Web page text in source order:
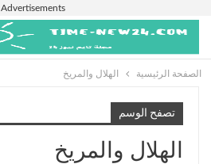
Advertisements
الصفحة الرئيسية الهلال والمريخ
تصفح الوسم
الهلال والمريخ